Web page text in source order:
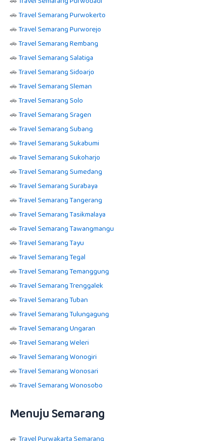
🚗Travel Semarang Purwokerto
🚗Travel Semarang Purworejo
🚗Travel Semarang Rembang
🚗Travel Semarang Salatiga
🚗Travel Semarang Sidoarjo
🚗Travel Semarang Sleman
🚗Travel Semarang Solo
🚗Travel Semarang Sragen
🚗Travel Semarang Subang
🚗Travel Semarang Sukabumi
🚗Travel Semarang Sukoharjo
🚗Travel Semarang Sumedang
🚗Travel Semarang Surabaya
🚗Travel Semarang Tangerang
🚗Travel Semarang Tasikmalaya
🚗Travel Semarang Tawangmangu
🚗Travel Semarang Tayu
🚗Travel Semarang Tegal
🚗Travel Semarang Temanggung
🚗Travel Semarang Trenggalek
🚗Travel Semarang Tuban
🚗Travel Semarang Tulungagung
🚗Travel Semarang Ungaran
🚗Travel Semarang Weleri
🚗Travel Semarang Wonogiri
🚗Travel Semarang Wonosari
🚗Travel Semarang Wonosobo
Menuju Semarang